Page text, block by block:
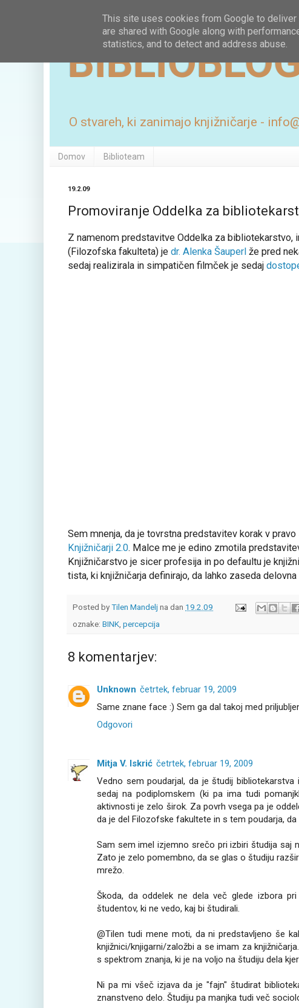
O stvareh, ki zanimajo knjižničarje -
Domov Biblioteam
19.2.09
Promoviranje Oddelka za
Z namenom predstavitve Oddelka za bibliotekarstvo,
(Filozofska fakulteta) je dr. Alenka Šauperl že pred
sedaj realizirala in simpatičen filmček je sedaj
Sem mnenja, da je tovrstna predstavitev korak v
Knjižničarji 2.0. Malce me je edino zmotila
Knjižničarstvo je sicer profesija in po defaultu je
tista, ki knjižničarja definirajo, da lahko zaseda
Posted byTilen Mandeljna dan 19.2.09
oznake: BINK percepcija
8 komentarjev:
Unknown četrtek, februar 19, 2009
Same znane face :) Sem ga dal takoj med
Odgovori
Mitja V. Iskrić četrtek, februar 19, 2009
Vedno sem poudarjal, da je študij
sedaj na podiplomskem (ki pa ima tudi
aktivnosti je zelo širok. Za povrh vsega pa je
da je del Filozofske fakultete in s tem poudarja, da
Sam sem imel izjemno srečo pri izbiri študija saj
Zato je zelo pomembno, da se glas o študiju
mrežo.
Škoda, da oddelek ne dela več glede izbora
študentov, ki ne vedo, kaj bi študirali.
@Tilen tudi mene moti, da ni predstavljeno še
knjižnici/knjigarni/založbi a se imam za
s spektrom znanja, ki je na voljo na študiju dela
Ni pa mi všeč izjava da je "fajn" študirat
znanstveno delo. Študiju pa manjka tudi več
This site uses cookies from Google to
are shared with Google along with
statistics, and to detect and address abuse.